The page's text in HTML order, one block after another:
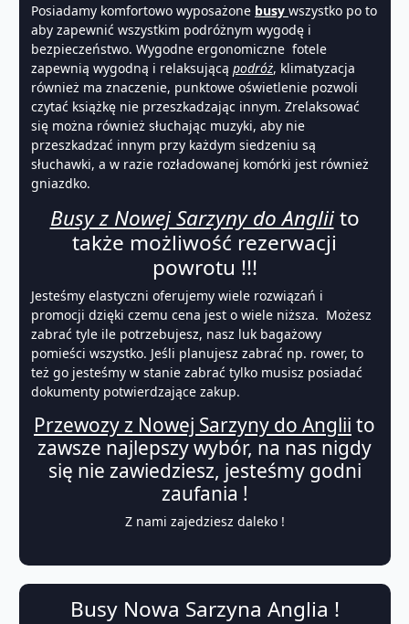
Posiadamy komfortowo wyposażone busy wszystko po to
aby zapewnić wszystkim podróżnym wygodę i
bezpieczeństwo. Wygodne ergonomiczne fotele
zapewnią wygodną i relaksującą podróż, klimatyzacja
również ma znaczenie, punktowe oświetlenie pozwoli
czytać książkę nie przeszkadzając innym. Zrelaksować
się można również słuchając muzyki, aby nie
przeszkadzać innym przy każdym siedzeniu są
słuchawki, a w razie rozładowanej komórki jest również
gniazdko.
Busy z Nowej Sarzyny do Angliito
także możliwość rezerwacji
powrotu !!!
Jesteśmy elastyczni oferujemy wiele rozwiązań i
promocji dzięki czemu cena jest o wiele niższa. Możesz
zabrać tyle ile potrzebujesz, nasz luk bagażowy
pomieści wszystko. Jeśli planujesz zabrać np. rower, to
też go jesteśmy w stanie zabrać tylko musisz posiadać
dokumenty potwierdzające zakup.
Przewozy z Nowej Sarzyny do Anglii to
zawsze najlepszy wybór, na nas nigdy
się nie zawiedziesz, jesteśmy godni
zaufania !
Z nami zajedziesz daleko !
Busy Nowa Sarzyna Anglia !